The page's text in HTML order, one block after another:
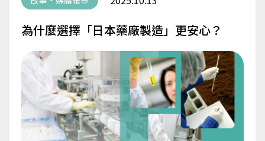
健益快訊
立即選購
為什麼選擇「日本藥廠製造」更安心？